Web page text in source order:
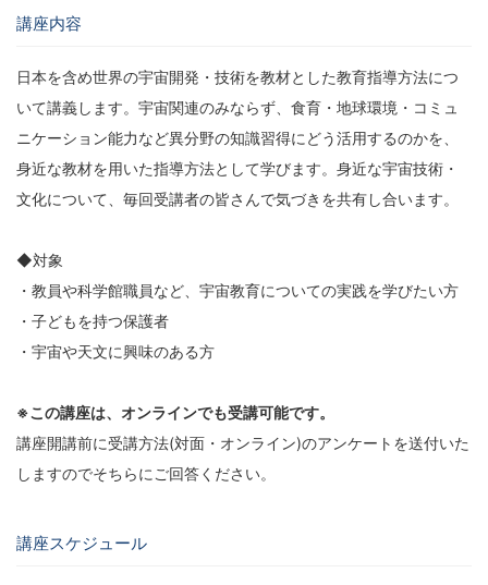
講座内容
日本を含め世界の宇宙開発・技術を教材とした教育指導方法につ
いて講義します。宇宙関連のみならず、食育・地球環境・コミュ
ニケーション能力など異分野の知識習得にどう活用するのかを、
身近な教材を用いた指導方法として学びます。身近な宇宙技術・
文化について、毎回受講者の皆さんで気づきを共有し合います。
◆対象
・教員や科学館職員など、宇宙教育についての実践を学びたい方
・子どもを持つ保護者
・宇宙や天文に興味のある方
※この講座は、オンラインでも受講可能です。
講座開講前に受講方法(対面・オンライン)のアンケートを送付いた
しますのでそちらにご回答ください。
講座スケジュール